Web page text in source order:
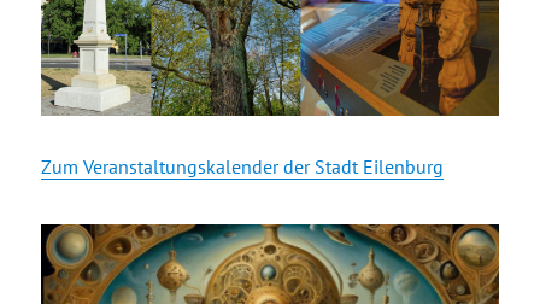
Zum Veranstaltungskalender der Stadt Eilenburg